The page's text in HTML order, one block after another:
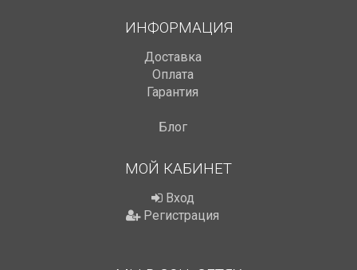
ИНФОРМАЦИЯ
Доставка
Оплата
Гарантия
Блог
МОЙ КАБИНЕТ
Вход
Регистрация